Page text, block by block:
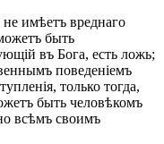
не имѣетъ вреднаго
быть
въ Бога, есть ложь;
поведеніемъ
только тогда,
быть человѣкомъ
всѣмъ своимъ